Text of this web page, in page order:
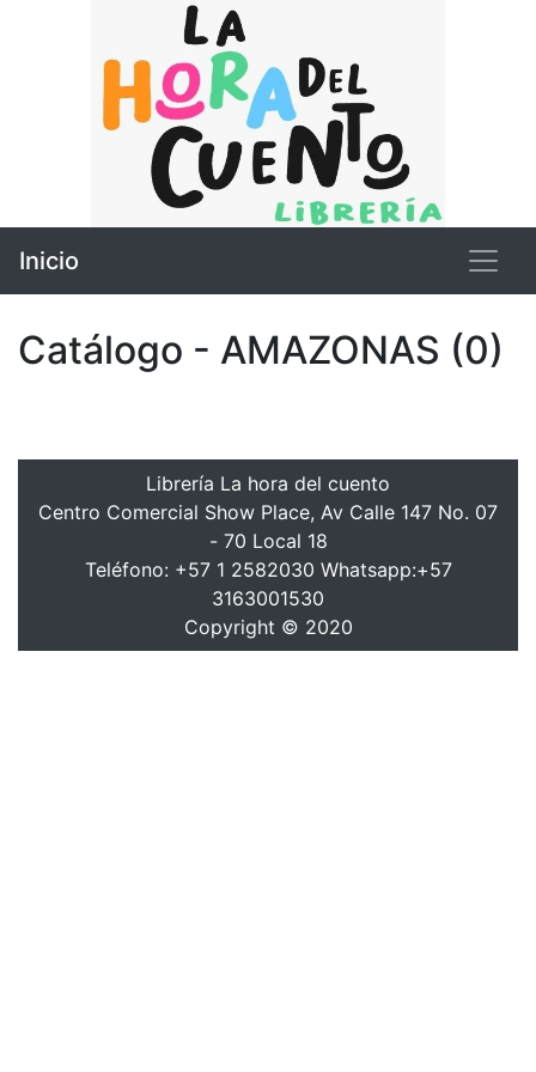
Inicio
Catálogo - AMAZONAS (0)
Librería La hora del cuento
Centro Comercial Show Place, Av Calle 147 No. 07
- 70 Local 18
Teléfono: +57 1 2582030 Whatsapp:+57
3163001530
Copyright © 2020